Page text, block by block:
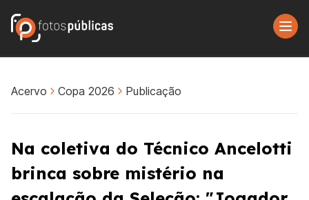
Acervo Copa 2026 Publicação
Na coletiva do Técnico Ancelotti
brinca sobre mistério na